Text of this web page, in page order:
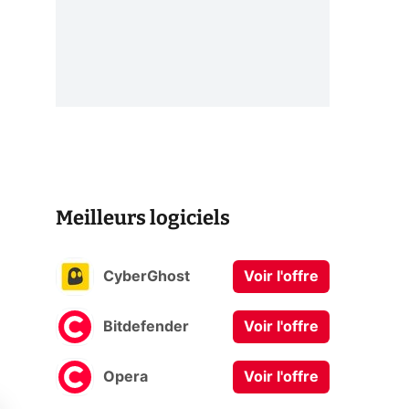
Meilleurs logiciels
CyberGhost Voir l'offre
Bitdefender Voir l'offre
Opera Voir l'offre